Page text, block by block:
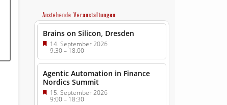
Anstehende Veranstaltungen
Brains on Silicon, Dresden
14. September 2026
9:30–18:00
Agentic Automation in Finance
Nordics Summit
15. September 2026
9:00–18:30